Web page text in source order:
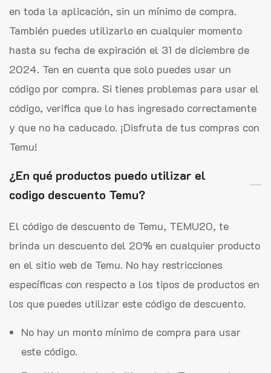
en toda la aplicación, sin un mínimo de compra.
También puedes utilizarlo en cualquier momento
hasta su fecha de expiración el 31 de diciembre de
2024. Ten en cuenta que solo puedes usar un
código por compra. Si tienes problemas para usar el
código, verifica que lo has ingresado correctamente
y que no ha caducado. ¡Disfruta de tus compras con
Temu!
¿En qué productos puedo utilizar el
codigo descuento Temu?
El código de descuento de Temu, TEMU20, te
brinda un descuento del 20% en cualquier producto
en el sitio web de Temu. No hay restricciones
específicas con respecto a los tipos de productos en
los que puedes utilizar este código de descuento.
No hay un monto mínimo de compra para usar
este código.